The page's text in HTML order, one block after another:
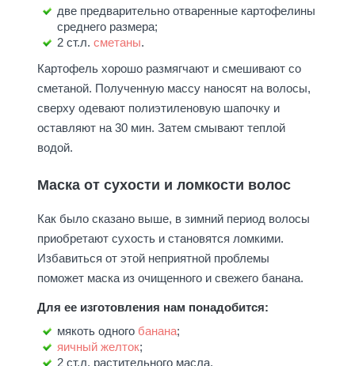
две предварительно отваренные картофелины
среднего размера;
2 ст.л. сметаны.
Картофель хорошо размягчают и смешивают со
сметаной. Полученную массу наносят на волосы,
сверху одевают полиэтиленовую шапочку и
оставляют на 30 мин. Затем смывают теплой
водой.
Маска от сухости и ломкости волос
Как было сказано выше, в зимний период волосы
приобретают сухость и становятся ломкими.
Избавиться от этой неприятной проблемы
поможет маска из очищенного и свежего банана.
Для ее изготовления нам понадобится:
мякоть одного банана;
яичный желток;
2 ст.л. растительного масла.